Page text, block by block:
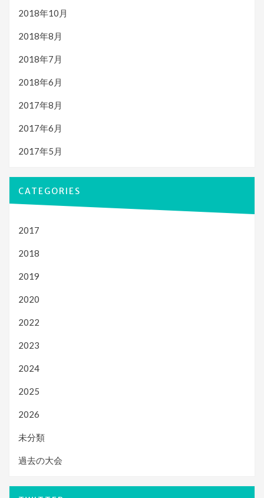
2018年10月
2018年8月
2018年7月
2018年6月
2017年8月
2017年6月
2017年5月
CATEGORIES
2017
2018
2019
2020
2022
2023
2024
2025
2026
未分類
過去の大会